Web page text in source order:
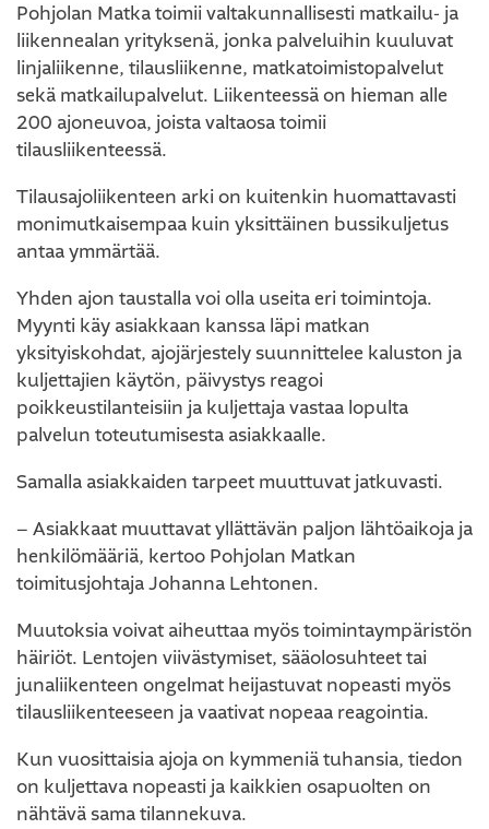
Pohjolan Matka toimii valtakunnallisesti matkailu- ja
liikennealan yrityksenä, jonka palveluihin kuuluvat
linjaliikenne, tilausliikenne, matkatoimistopalvelut
sekä matkailupalvelut. Liikenteessä on hieman alle
200 ajoneuvoa, joista valtaosa toimii
tilausliikenteessä.
Tilausajoliikenteen arki on kuitenkin huomattavasti
monimutkaisempaa kuin yksittäinen bussikuljetus
antaa ymmärtää.
Yhden ajon taustalla voi olla useita eri toimintoja.
Myynti käy asiakkaan kanssa läpi matkan
yksityiskohdat, ajojärjestely suunnittelee kaluston ja
kuljettajien käytön, päivystys reagoi
poikkeustilanteisiin ja kuljettaja vastaa lopulta
palvelun toteutumisesta asiakkaalle.
Samalla asiakkaiden tarpeet muuttuvat jatkuvasti.
– Asiakkaat muuttavat yllättävän paljon lähtöaikoja ja
henkilömääriä, kertoo Pohjolan Matkan
toimitusjohtaja Johanna Lehtonen.
Muutoksia voivat aiheuttaa myös toimintaympäristön
häiriöt. Lentojen viivästymiset, sääolosuhteet tai
junaliikenteen ongelmat heijastuvat nopeasti myös
tilausliikenteeseen ja vaativat nopeaa reagointia.
Kun vuosittaisia ajoja on kymmeniä tuhansia, tiedon
on kuljettava nopeasti ja kaikkien osapuolten on
nähtävä sama tilannekuva.